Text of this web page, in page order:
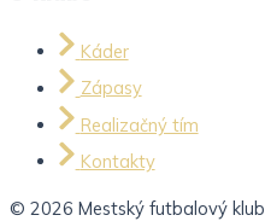
Káder
Zápasy
Realizačný tím
Kontakty
© 2026 Mestský futbalový klub